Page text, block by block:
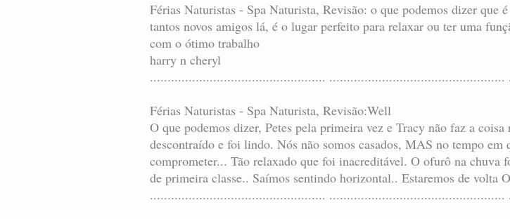
Férias Naturistas - Spa Naturista, Revisão: o que podemos dizer que
tantos novos amigos lá, é o lugar perfeito para relaxar ou ter uma
com o ótimo trabalho
harry n cheryl
..................................................
Férias Naturistas - Spa Naturista, Revisão:Well
O que podemos dizer, Petes pela primeira vez e Tracy não faz a
descontraído e foi lindo. Nós não somos casados, MAS no tempo
comprometer... Tão relaxado que foi inacreditável. O ofurô na
de primeira classe.. Saímos sentindo horizontal.. Estaremos de volta
..................................................